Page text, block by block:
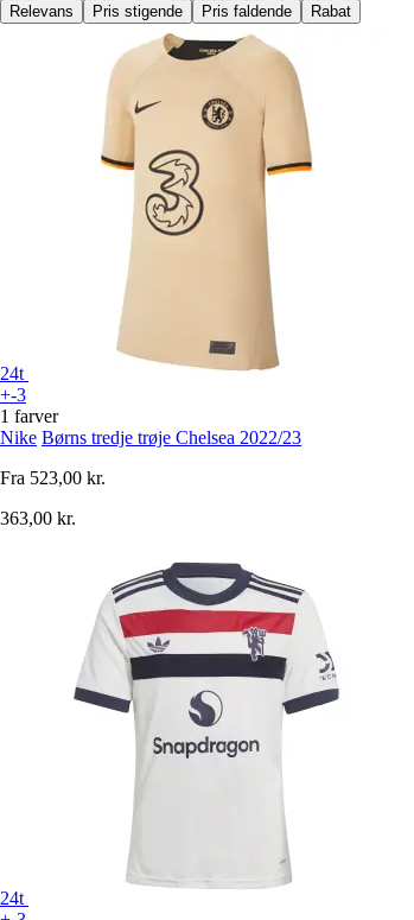
Relevans
Pris stigende Pris faldende Rabat
24t
+-3
1 farver
Nike Børns tredje trøje Chelsea 2022/23
Fra 523,00 kr.
363,00 kr.
24t